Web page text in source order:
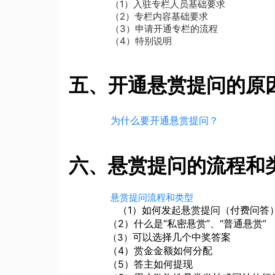
（1）入驻专栏人员基础要求
（2）专栏内容基础要求
（3）申请开通专栏的流程
（4）特别说明
五、开通悬赏提问的原
为什么要开通悬赏提问？
六、悬赏提问的流程和
悬赏提问流程和类型
（1） 如何发起悬赏提问（付费问答）
（2） 什么是“私密悬赏”、“普通悬赏”
（3） 可以选择几个中奖答案
（4） 赏金金额如何分配
（5） 答主如何提现